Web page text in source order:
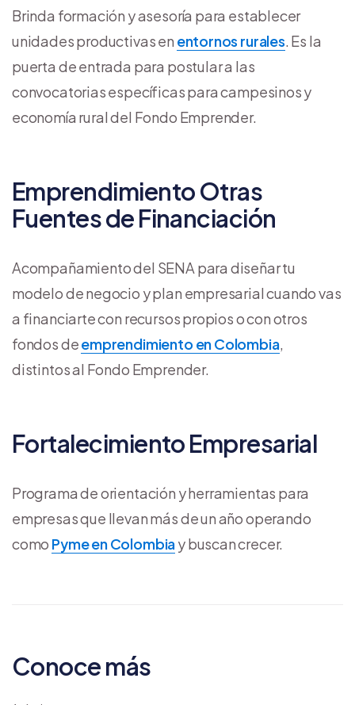
Brinda formación y asesoría para establecer
unidades productivas en entornos rurales. Es la
puerta de entrada para postular a las
convocatorias específicas para campesinos y
economía rural del Fondo Emprender.
Emprendimiento Otras
Fuentes de Financiación
Acompañamiento del SENA para diseñar tu
modelo de negocio y plan empresarial cuando vas
a financiarte con recursos propios o con otros
fondos deemprendimiento en Colombia,
distintos al Fondo Emprender.
Fortalecimiento Empresarial
Programa de orientación y herramientas para
empresas que llevan más de un año operando
como Pyme en Colombiay buscan crecer.
Conoce más